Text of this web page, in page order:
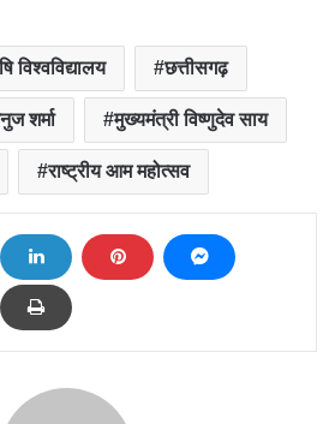
विश्वविद्यालय छत्तीसगढ़
शर्मा मुख्यमंत्री विष्णुदेव साय
राष्ट्रीय आम महोत्सव